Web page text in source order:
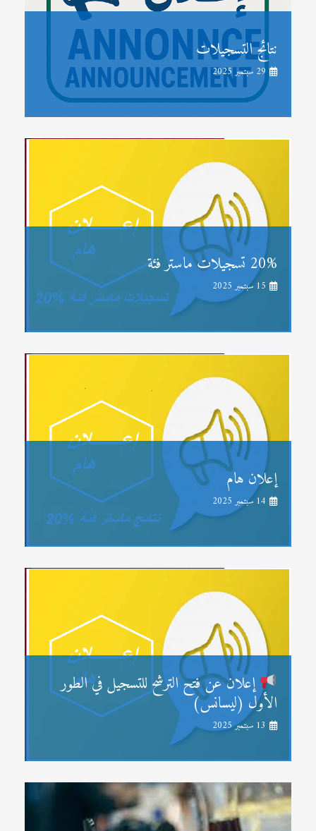
نتائج التسجيلات
29 سبتمبر 2025
20% تسجيلات ماستر فئة
15 سبتمبر 2025
إعلان هام
14 سبتمبر 2025
إعلان عن فتح الترشح للتسجيل في الطور
الأول (ليسانس)
13 سبتمبر 2025